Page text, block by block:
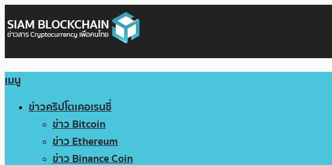
เมนู
ข่าวคริปโตเคอเรนซี่
ข่าว Bitcoin
ข่าว Ethereum
ข่าว Binance Coin